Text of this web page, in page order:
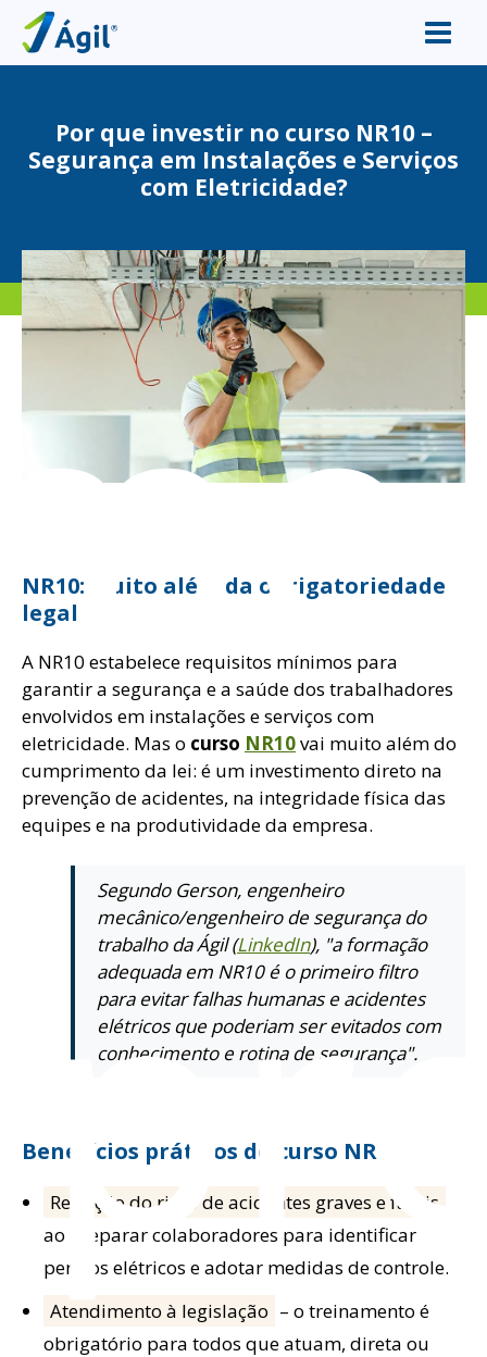
Por que investir no curso NR10 –
Segurança em Instalações e Serviços
com Eletricidade?
NR10: Muito além da obrigatoriedade
legal
A NR10 estabelece requisitos mínimos para
garantir a segurança e a saúde dos trabalhadores
envolvidos em instalações e serviços com
eletricidade. Mas o curso NR10vai muito além do
cumprimento da lei: é um investimento direto na
prevenção de acidentes, na integridade física das
equipes e na produtividade da empresa.
Segundo Gerson, engenheiro
mecânico/engenheiro de segurança do
trabalho da Ágil (LinkedIn), "a formação
adequada em NR10 é o primeiro filtro
para evitar falhas humanas e acidentes
elétricos que poderiam ser evitados com
conhecimento e rotina de segurança".
Benefícios práticos do curso NR10
Redução do risco de acidentes graves e fatais
ao preparar colaboradores para identificar
perigos elétricos e adotar medidas de controle.
Atendimento à legislação – o treinamento é
obrigatório para todos que atuam, direta ou